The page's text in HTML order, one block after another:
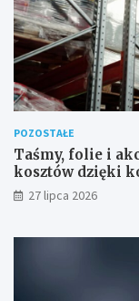
POZOSTAŁE
Taśmy, folie i
kosztów dzięki
27 lipca 2026